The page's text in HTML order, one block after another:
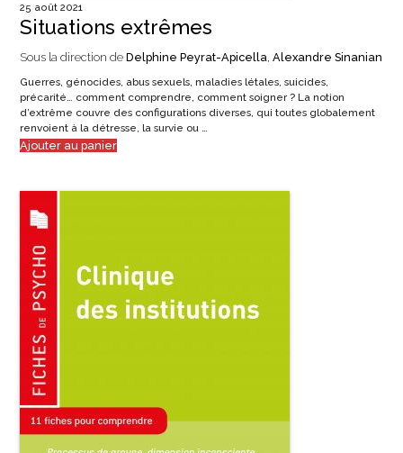
25 août 2021
Situations extrêmes
Sous la direction de Delphine Peyrat-Apicella, Alexandre Sinanian
Guerres, génocides, abus sexuels, maladies létales, suicides,
précarité… comment comprendre, comment soigner ? La notion
d’extrême couvre des configurations diverses, qui toutes globalement
renvoient à la détresse, la survie ou …
Ajouter au panier